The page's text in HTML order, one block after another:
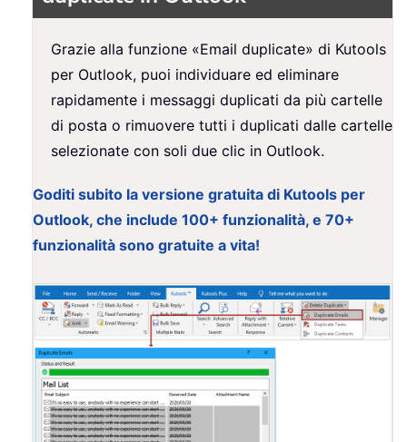
Grazie alla funzione «Email duplicate» di Kutools
per Outlook, puoi individuare ed eliminare
rapidamente i messaggi duplicati da più cartelle
di posta o rimuovere tutti i duplicati dalle cartelle
selezionate con soli due clic in Outlook.
Goditi subito la versione gratuita di Kutools per
Outlook, che include 100+ funzionalità, e 70+
funzionalità sono gratuite a vita!